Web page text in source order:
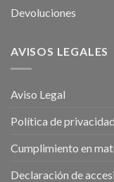
Devoluciones
AVISOS LEGALES
Aviso Legal
Política de privacidad
Cumplimiento en
Declaración de